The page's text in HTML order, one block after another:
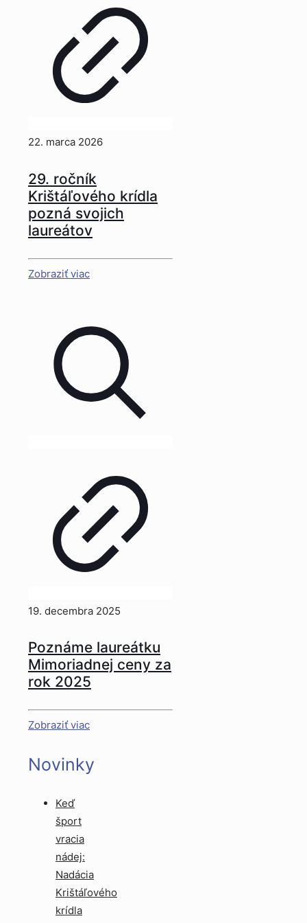
22. marca 2026
29. ročník
Krištáľového krídla
pozná svojich
laureátov
Zobraziť viac
19. decembra 2025
Poznáme laureátku
Mimoriadnej ceny za
rok 2025
Zobraziť viac
Novinky
Keď
šport
vracia
nádej:
Nadácia
Krištáľového
krídla